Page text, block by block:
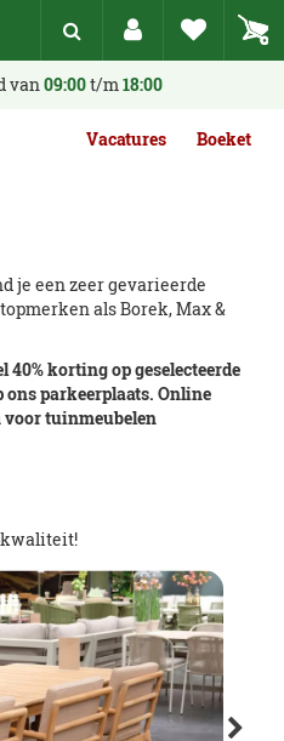
van09:00t/m18:00
Vacatures Boeket
je een zeer gevarieerde
als Borek, Max &
korting op geselecteerde
parkeerplaats. Online
voor tuinmeubelen